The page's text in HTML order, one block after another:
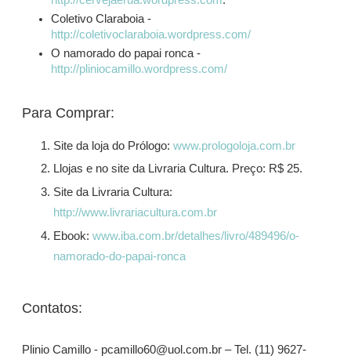
Coletivo Claraboia -
http://coletivoclaraboia.wordpress.com/
O namorado do papai ronca -
http://pliniocamillo.wordpress.com/
Para Comprar:
Site da loja do Prólogo: www.prologoloja.com.br
Llojas e no site da Livraria Cultura. Preço: R$ 25.
Site da Livraria Cultura:
http://www.livrariacultura.com.br
Ebook: www.iba.com.br/detalhes/livro/489496/o-
namorado-do-papai-ronca
Contatos:
Plinio Camillo - pcamillo60@uol.com.br – Tel. (11) 9627-